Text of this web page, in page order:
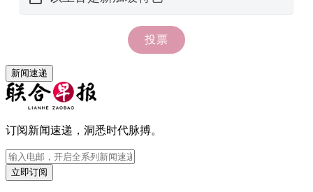
新闻速递
订阅新闻速递，洞悉时代脉搏。
立即订阅